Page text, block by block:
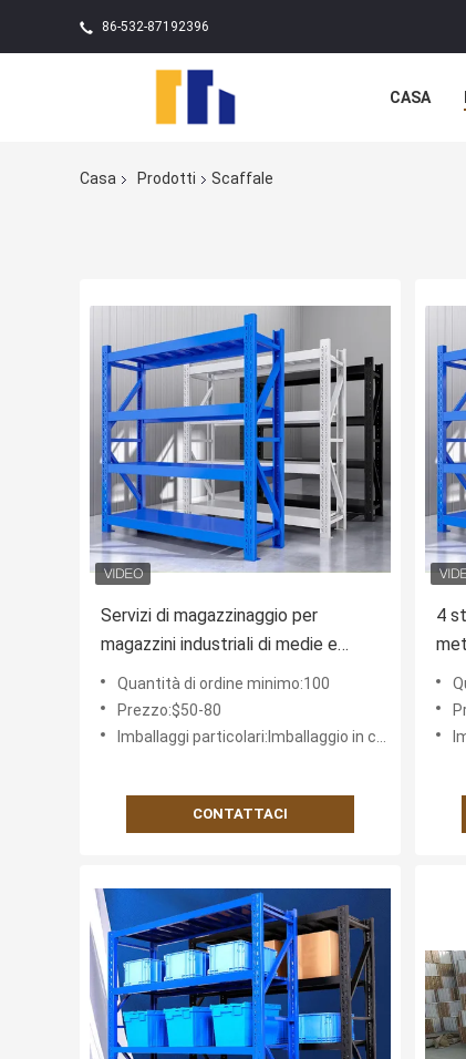
86-532-87192396
CASA
Casa Prodotti Scaffale
Servizi di magazzinaggio per
magazzini industriali di medie e
pesanti dimensioni
Quantità di ordine minimo:100
Prezzo:$50-80
Imballaggi particolari:Imballaggio in cartone
CONTATTACI
4